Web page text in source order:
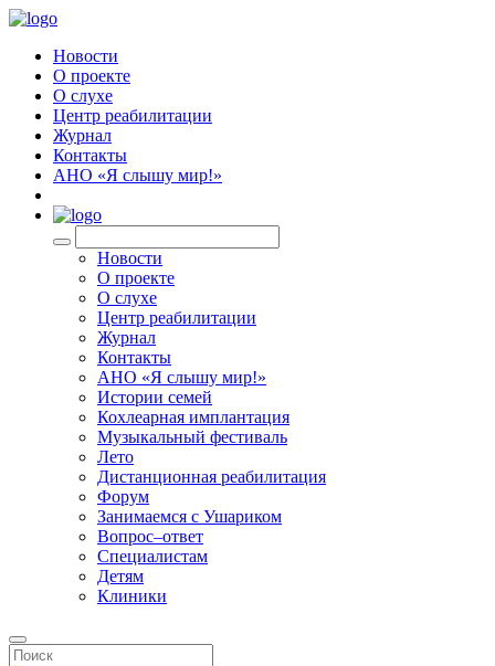
Новости
О проекте
О слухе
Центр реабилитации
Журнал
Контакты
АНО «Я слышу мир!»
Новости
О проекте
О слухе
Центр реабилитации
Журнал
Контакты
АНО «Я слышу мир!»
Истории семей
Кохлеарная имплантация
Музыкальный фестиваль
Лето
Дистанционная реабилитация
Форум
Занимаемся с Ушариком
Вопрос–ответ
Специалистам
Детям
Клиники